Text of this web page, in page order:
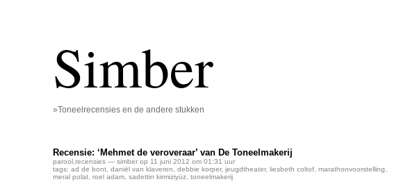
Simber
»Toneelrecensies en de andere stukken
Recensie: ‘Mehmet de veroveraar’ van De Toneelmakerij
parool recensies — simber op 11 juni 2012 om 01:31 uur
tags: ad de bont daniël van klaveren debbie korper, jeugdtheater, liesbeth coltof marathonvoorstelling
meral polat roel adam sadettin kirmiziyüz toneelmakerij